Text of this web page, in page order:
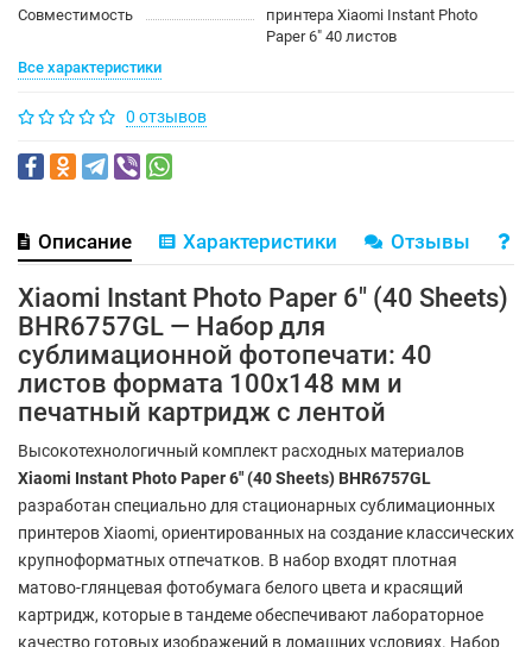
Совместимость
принтера Xiaomi Instant Photo
Paper 6" 40 листов
Все характеристики
0 отзывов
Описание Характеристики Отзывы
Xiaomi Instant Photo Paper 6" (40 Sheets)
BHR6757GL — Набор для
сублимационной фотопечати: 40
листов формата 100x148 мм и
печатный картридж с лентой
Высокотехнологичный комплект расходных материалов
Xiaomi Instant Photo Paper 6" (40 Sheets) BHR6757GL
разработан специально для стационарных сублимационных
принтеров Xiaomi, ориентированных на создание классических
крупноформатных отпечатков. В набор входят плотная
матово-глянцевая фотобумага белого цвета и красящий
картридж, которые в тандеме обеспечивают лабораторное
качество готовых изображений в домашних условиях. Набор